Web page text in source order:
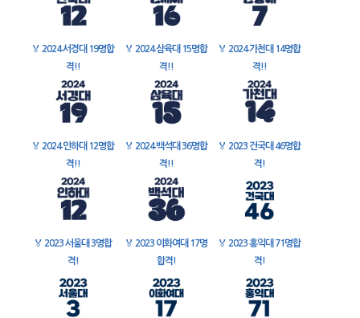
🏅 2024 서경대 19명합
격!!
🏅 2024 삼육대 15명합
격!!
🏅 2024 가천대 14명합
격!!
🏅 2024 인하대 12명합
격!!
🏅 2024 백석대 36명합
격!!
🏅 2023 건국대 46명합
격!
🏅 2023 서울대 3명합
격!
🏅 2023 이화여대 17명
합격!
🏅 2023 홍익대 71명합
격!